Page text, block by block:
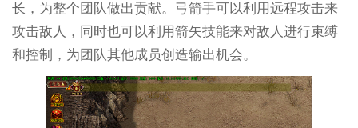
长，为整个团队做出贡献。弓箭手可以利用远程攻击来
攻击敌人，同时也可以利用箭矢技能来对敌人进行束缚
和控制，为团队其他成员创造输出机会。